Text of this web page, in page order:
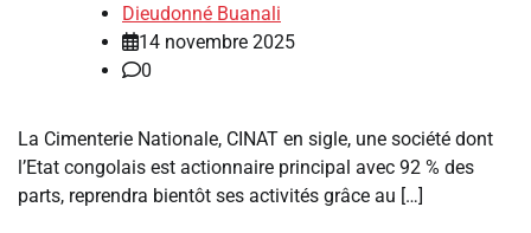
Dieudonné Buanali
14 novembre 2025
0
La Cimenterie Nationale, CINAT en sigle, une société dont
l’Etat congolais est actionnaire principal avec 92 % des
parts, reprendra bientôt ses activités grâce au […]